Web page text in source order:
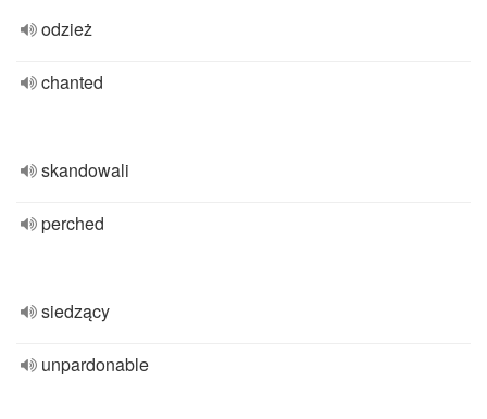
odzież
chanted
skandowali
perched
siedzący
unpardonable